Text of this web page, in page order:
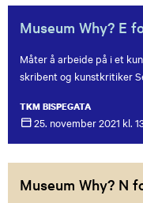
Museum Why? E
Måter å arbeide på i et
skribent og kunstkritiker
TKM BISPEGATA
25. november2021 kl.
Museum Why? N